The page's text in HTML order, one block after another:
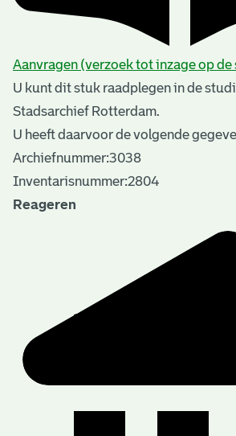
Aanvragen (verzoek tot inzage op
U kunt dit stuk raadplegen in de
Stadsarchief Rotterdam.
U heeft daarvoor de volgende
Archiefnummer:3038
Inventarisnummer:2804
Reageren